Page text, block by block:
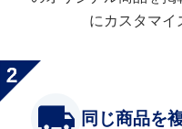
にカスタマイ
同じ商品を